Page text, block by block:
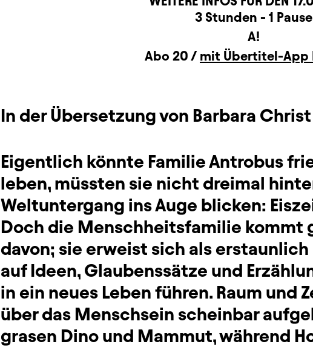
3 Stunden - 1 Pause
A!
Abo 20 / mit Übertitel-App
In der Übersetzung von Barbara Christ
Eigentlich könnte Familie Antrobus
leben, müssten sie nicht dreimal
Weltuntergang ins Auge blicken:
Doch die Menschheitsfamilie kommt
davon; sie erweist sich als
auf Ideen, Glaubenssätze und
in ein neues Leben führen. Raum und
über das Menschsein scheinbar
grasen Dino und Mammut, während